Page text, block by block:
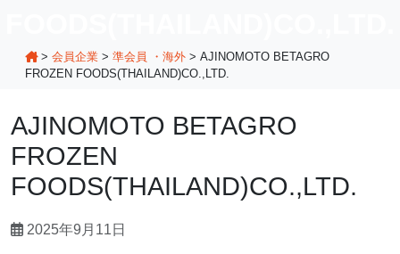
> 会員企業 > 準会員 ・海外 > AJINOMOTO BETAGRO
FROZEN FOODS(THAILAND)CO.,LTD.
AJINOMOTO BETAGRO
FROZEN
FOODS(THAILAND)CO.,LTD.
2025年9月11日